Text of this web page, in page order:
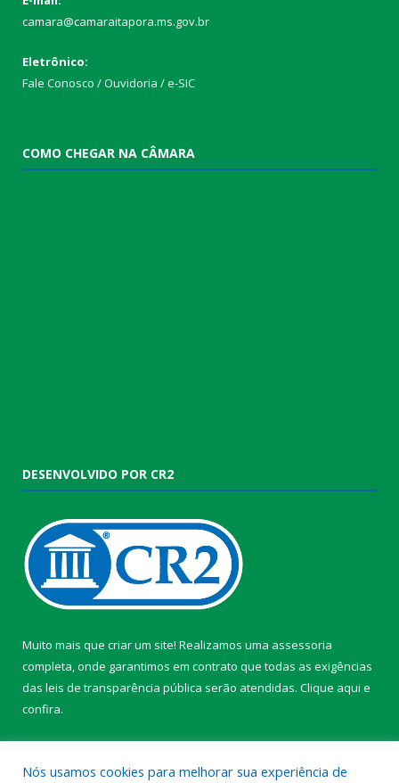
camara@camaraitapora.ms.gov.br
Eletrônico:
Fale Conosco / Ouvidoria / e-SIC
COMO CHEGAR NA CÂMARA
DESENVOLVIDO POR CR2
Muito mais que criar um site! Realizamos uma assessoria
completa, onde garantimos em contrato que todas as exigências
das leis de transparência pública serão atendidas. Clique aqui e
confira.
Nós usamos cookies para melhorar sua experiência de